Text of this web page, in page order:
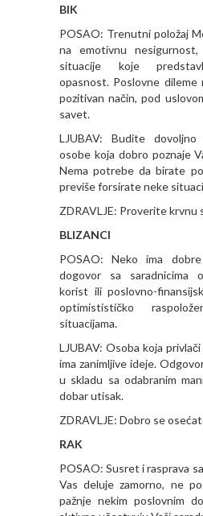
BIK
POSAO: Trenutni položaj
na emotivnu
situacije koje
opasnost. Poslovne dileme
pozitivan način, pod
savet.
LJUBAV: Budite
osobe koja dobro poznaje
Nema potrebe da birate
previše forsirate neke
ZDRAVLJE: Proverite krvnu
BLIZANCI
POSAO: Neko ima
dogovor sa saradnicima
korist ili poslovno-
optimistističko
situacijama.
LJUBAV: Osoba koja
ima zanimljive ideje.
u skladu sa odabranim
dobar utisak.
ZDRAVLJE: Dobro se
RAK
POSAO: Susret i rasprava
Vas deluje zamorno, ne
pažnje nekim poslovnim